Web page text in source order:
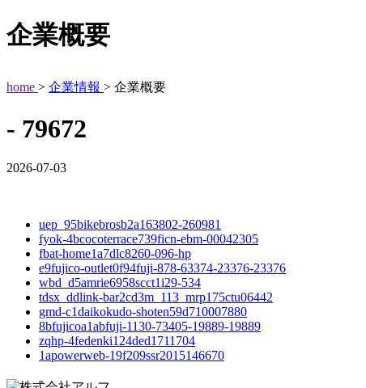
企業概要
home > 企業情報 > 企業概要
- 79672
2026-07-03
uep_95bikebrosb2a163802-260981
fyok-4bcocoterrace739ficn-ebm-00042305
fbat-home1a7dlc8260-096-hp
e9fujico-outlet0f94fuji-878-63374-23376-23376
wbd_d5amrie6958scct1i29-534
tdsx_ddlink-bar2cd3m_113_mrp175ctu06442
gmd-c1daikokudo-shoten59d710007880
8bfujicoa1abfuji-1130-73405-19889-19889
zqhp-4fedenki124ded1711704
1apowerweb-19f209ssr2015146670